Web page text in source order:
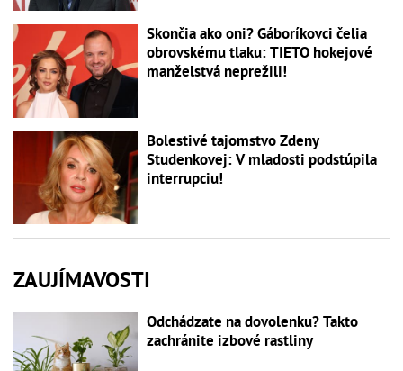
Skončia ako oni? Gáboríkovci čelia
obrovskému tlaku: TIETO hokejové
manželstvá neprežili!
Bolestivé tajomstvo Zdeny
Studenkovej: V mladosti podstúpila
interrupciu!
ZAUJÍMAVOSTI
Odchádzate na dovolenku? Takto
zachránite izbové rastliny